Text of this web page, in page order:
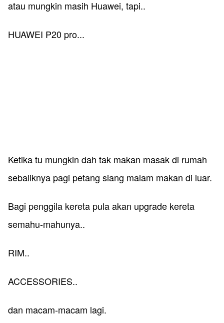
atau mungkin masih Huawei, tapi..
HUAWEI P20 pro...
Ketika tu mungkin dah tak makan masak di rumah
sebaliknya pagi petang siang malam makan di luar.
Bagi penggila kereta pula akan upgrade kereta
semahu-mahunya..
RIM..
ACCESSORIES..
dan macam-macam lagi.